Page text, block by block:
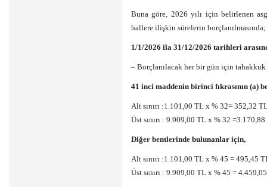
Buna göre, 2026 yılı için belirlenen
hallere ilişkin sürelerin borçlanılmasında;
1/1/2026 ila 31/12/2026 tarihleri
– Borçlanılacak her bir gün için
41 inci maddenin birinci fıkrasının (a)
Alt sınırı :1.101,00 TL x % 32= 352,32
Üst sınırı : 9.909,00 TL x % 32
Diğer bentlerinde bulunanlar için,
Alt sınırı :1.101,00 TL x % 45 = 495,45
Üst sınırı : 9.909,00 TL x % 45 =